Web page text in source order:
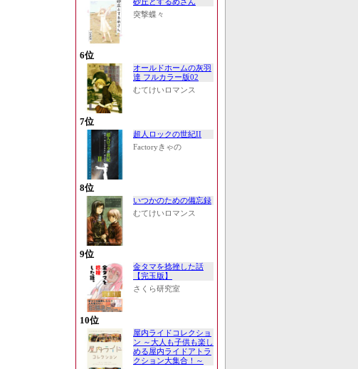
砂丘とするめさん
突撃蝶々
6位
オールドホームの灰羽
達 フルカラー版02
むてけいロマンス
7位
超人ロックの世紀II
Factoryきゃの
8位
いつかのための備忘録
むてけいロマンス
9位
金タマを捻挫した話
【完玉版】
さくら研究室
10位
屋内ライドコレクショ
ン ～大人も子供も楽し
める屋内ライドアトラ
クション大集合！～